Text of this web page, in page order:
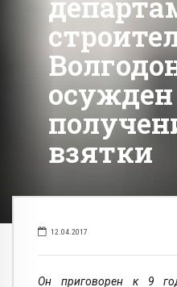
осужден
взятки
12.04.2017
Он приговорен к 9